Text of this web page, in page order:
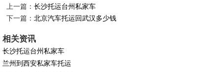
上一篇：长沙托运台州私家车
下一篇：北京汽车托运回武汉多少钱
相关资讯
长沙托运台州私家车
兰州到西安私家车托运